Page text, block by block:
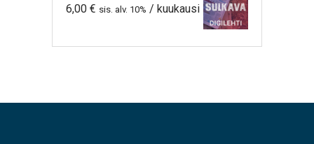
6,00 € sis. alv. 10% / kuukausi